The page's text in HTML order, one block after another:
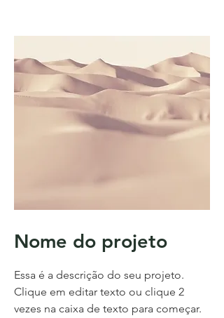
Nome do projeto
Essa é a descrição do seu projeto.
Clique em editar texto ou clique 2
vezes na caixa de texto para começar.